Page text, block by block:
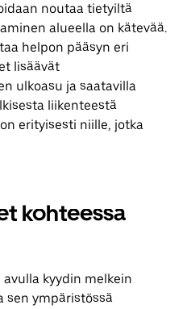
noutaa tietyiltä
alueella on kätevää.
helpon pääsyn eri
lisäävät
ulkoasu ja saatavilla
liikenteestä
erityisesti niille, jotka
kohteessa
kyydin melkein
sen ympäristössä